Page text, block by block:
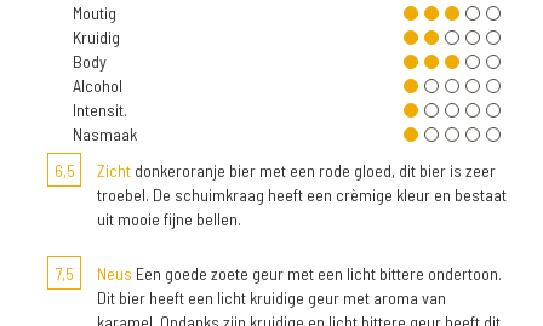
Moutig
Kruidig
Body
Alcohol
Intensit.
Nasmaak
6,5
Zicht donkeroranje bier met een rode gloed, dit bier is zeer
troebel. De schuimkraag heeft een crèmige kleur en bestaat
uit mooie fijne bellen.
7,5 Neus Een goede zoete geur met een licht bittere ondertoon.
Dit bier heeft een licht kruidige geur met aroma van
karamel. Ondanks zijn kruidige en licht bittere geur heeft dit